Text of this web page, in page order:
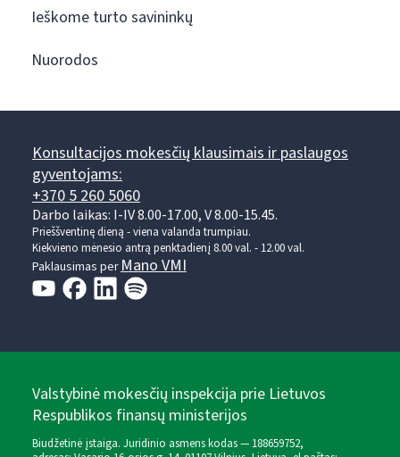
Ieškome turto savininkų
Nuorodos
Konsultacijos mokesčių klausimais ir paslaugos
gyventojams:
+370 5 260 5060
Darbo laikas: I-IV 8.00-17.00, V 8.00-15.45.
Prieššventinę dieną - viena valanda trumpiau.
Kiekvieno mėnesio antrą penktadienį 8.00 val. - 12.00 val.
Paklausimas perMano VMI
Valstybinė mokesčių inspekcija prie Lietuvos
Respublikos finansų ministerijos
Biudžetinė įstaiga. Juridinio asmens kodas — 188659752,